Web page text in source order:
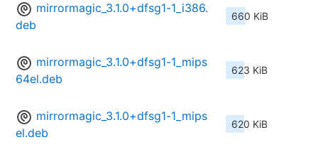
mirrormagic_3.1.0+dfsg1-1_i386.
deb
660 KiB
mirrormagic_3.1.0+dfsg1-1_mips
64el.deb
623 KiB
mirrormagic_3.1.0+dfsg1-1_mips
el.deb
620 KiB